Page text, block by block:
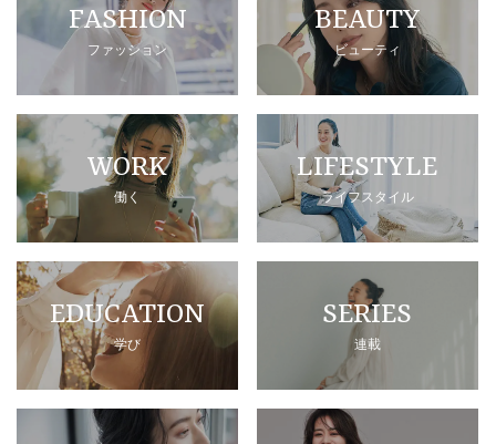
FASHION
ファッション
BEAUTY
ビューティ
WORK
働く
LIFESTYLE
ライフスタイル
EDUCATION
学び
SERIES
連載